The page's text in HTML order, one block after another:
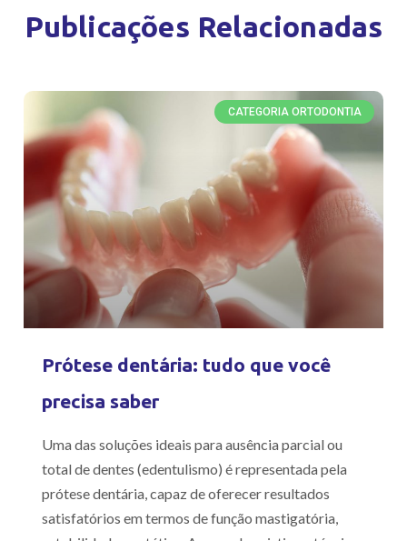
Publicações Relacionadas
CATEGORIA ORTODONTIA
Prótese dentária: tudo que você
precisa saber
Uma das soluções ideais para ausência parcial ou
total de dentes (edentulismo) é representada pela
prótese dentária, capaz de oferecer resultados
satisfatórios em termos de função mastigatória,